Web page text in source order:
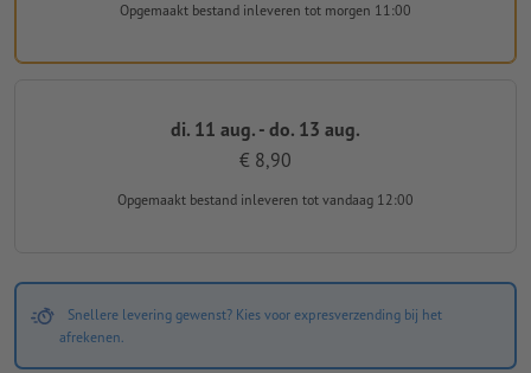
Opgemaakt bestand inleveren tot morgen 11:00
di. 11 aug. - do. 13 aug.
€ 8,90
Opgemaakt bestand inleveren tot vandaag 12:00
Snellere levering gewenst? Kies voor expresverzending bij het
afrekenen.